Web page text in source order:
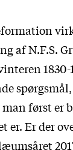
af N.F.S.
1830-
først er
er. Er der